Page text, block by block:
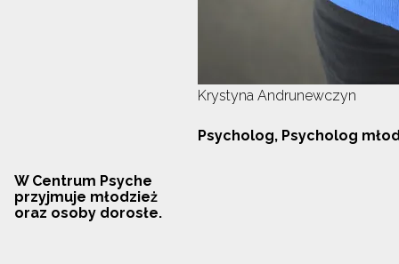
Krystyna Andrunewczyn
Psycholog, Psycholog
W Centrum Psyche
przyjmuje młodzież
oraz osoby dorosłe.